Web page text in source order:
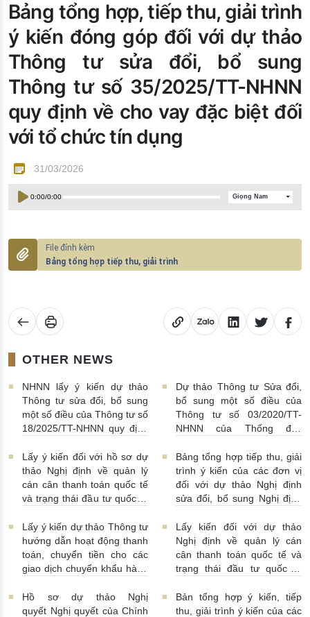
Đào tạo ISO
Bảng tổng hợp, tiếp thu, giải trình
ý kiến đóng góp đối với dự thảo
Thông tư sửa đổi, bổ sung
Thông tư số 35/2025/TT-NHNN
quy định về cho vay đặc biệt đối
với tổ chức tín dụng
31/03/2026
0:00/0:00 Giọng Nam
Bảng tổng hợp tiếp thu, giải trình
OTHER NEWS
NHNN lấy ý kiến dự thảo
Thông tư sửa đổi, bổ sung
một số điều của Thông tư số
18/2025/TT-NHNN quy định
sẻ thông tin của Hệ thống
thông tin phục vụ công tác
giám sát hoạt động QTDND
và tổ chức TCVM
Dự thảo Thông tư Sửa đổi,
bổ sung một số điều của
Thông tư số 03/2020/TT-
NHNN của Thống đốc
tiền của NHNN 03/08/2026 |
11:16:00
Lấy ý kiến đối với hồ sơ dự
thảo Nghị định về quản lý
cán cân thanh toán quốc tế
và trạng thái đầu tư quốc tế
10:00:00
Bảng tổng hợp tiếp thu, giải
trình ý kiến của các đơn vị
đối với dự thảo Nghị định
sửa đổi, bổ sung Nghị định
30/07/2026 | 09:09:00
Lấy ý kiến dự thảo Thông tư
hướng dẫn hoạt động thanh
toán, chuyển tiền cho các
giao dịch chuyển khẩu hàng
Lấy kiến đối với dự thảo
Nghị định về quản lý cán
cân thanh toán quốc tế và
trạng thái đầu tư quốc tế
15:00:00
Hồ sơ dự thảo Nghị
quyết Nghị quyết của Chính
Bản tổng hợp ý kiến, tiếp
thu, giải trình ý kiến của các